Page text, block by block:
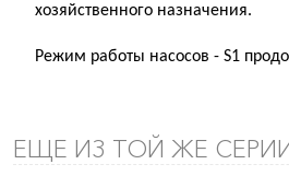
хозяйственного назначения.
Режим работы насосов - S1
ЕЩЕ ИЗ ТОЙ ЖЕ